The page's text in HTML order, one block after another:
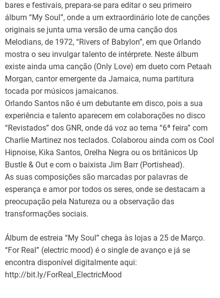
bares e festivais, prepara-se para editar o seu primeiro
álbum “My Soul”, onde a um extraordinário lote de canções
originais se junta uma versão de uma canção dos
Melodians, de 1972, “Rivers of Babylon”, em que Orlando
mostra o seu invulgar talento de intérprete. Neste álbum
existe ainda uma canção (Only Love) em dueto com Petaah
Morgan, cantor emergente da Jamaica, numa partitura
tocada por músicos jamaicanos.
Orlando Santos não é um debutante em disco, pois a sua
experiência e talento aparecem em colaborações no disco
“Revistados” dos GNR, onde dá voz ao tema “6ª feira” com
Charlie Martinez nos teclados. Colaborou ainda com os Cool
Hipnoise, Kika Santos, Orelha Negra ou os britânicos Up
Bustle & Out e com o baixista Jim Barr (Portishead).
As suas composições são marcadas por palavras de
esperança e amor por todos os seres, onde se destacam a
preocupação pela Natureza ou a observação das
transformações sociais.
Álbum de estreia “My Soul” chega às lojas a 25 de Março.
“For Real” (electric mood) é o single de avanço e já se
encontra disponível digitalmente aqui:
http://bit.ly/ForReal_ElectricMood